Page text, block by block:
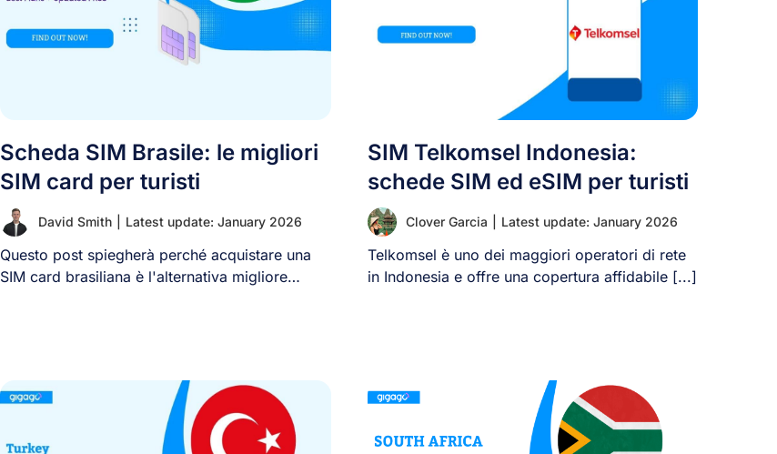
Scheda SIM Brasile: le migliori
SIM card per turisti
David Smith Latest update: January 2026
Questo post spiegherà perché acquistare una
SIM card brasiliana è l'alternativa migliore
SIM Telkomsel Indonesia:
schede SIM ed eSIM per turisti
Clover Garcia Latest update: January 2026
Telkomsel è uno dei maggiori operatori di rete
in Indonesia e offre una copertura affidabile [...]